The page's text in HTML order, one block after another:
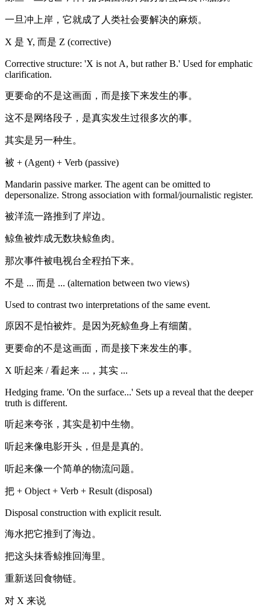
一旦冲上岸，它就成了人类社会要解决的麻烦。
X 是 Y, 而是 Z (corrective)
Corrective structure: 'X is not A, but rather B.' Used for emphatic
clarification.
更要命的不是这画面，而是接下来发生的事。
这不是网络段子，是真实发生过很多次的事。
其实是另一种生。
被 + (Agent) + Verb (passive)
Mandarin passive marker. The agent can be omitted to
depersonalize. Strong association with formal/journalistic register.
被洋流一路推到了岸边。
鲸鱼被炸成无数块鲸鱼肉。
那次事件被电视台全程拍下来。
不是 ... 而是 ... (alternation between two views)
Used to contrast two interpretations of the same event.
原因不是怕被炸。是因为死鲸鱼身上有细菌。
更要命的不是这画面，而是接下来发生的事。
X 听起来 / 看起来 ...，其实 ...
Hedging frame. 'On the surface...' Sets up a reveal that the deeper
truth is different.
听起来夸张，其实是初中生物。
听起来像电影开头，但是是真的。
听起来像一个简单的物流问题。
把 + Object + Verb + Result (disposal)
Disposal construction with explicit result.
海水把它推到了海边。
把这头抹香鲸推回海里。
重新送回食物链。
对 X 来说